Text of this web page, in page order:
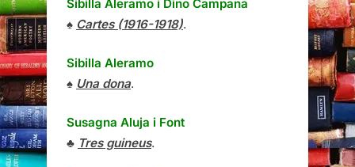
Sibilla Aleramo i Dino Campana
♠ Cartes (1916-1918).
Sibilla Aleramo
♠ Una dona.
Susagna Aluja i Font
♣ Tres guineus.